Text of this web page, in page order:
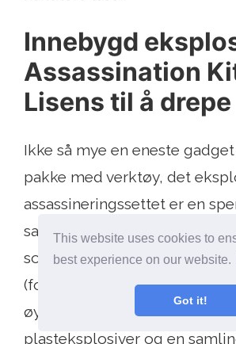
This website uses cookies to
best experience on our website.
Got it!
Innebygd
Assassination
Lisens til å drepe
Ikke så mye en eneste
pakke med verktøy, det
assassineringssettet er en
samling av tilsynelatende
som tannkrem og en pakke
(forlater de åpenbare
øyeblikk) som i realiteten er
plasteksplosiver og en